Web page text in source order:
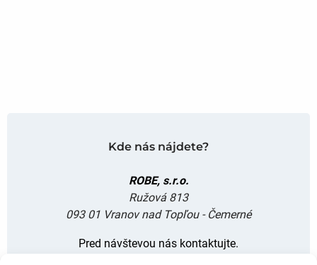
Kde nás nájdete?
ROBE, s.r.o.
Ružová 813
093 01 Vranov nad Topľou - Čemerné
Pred návštevou nás kontaktujte.